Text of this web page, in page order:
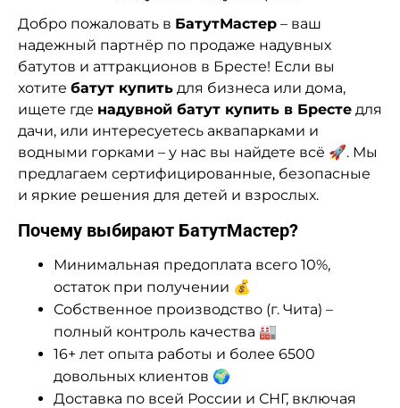
Добро пожаловать в БатутМастер – ваш
надежный партнёр по продаже надувных
батутов и аттракционов в Бресте! Если вы
хотите батут купить для бизнеса или дома,
ищете где надувной батут купить в Бресте для
дачи, или интересуетесь аквапарками и
водными горками – у нас вы найдете всё 🚀. Мы
предлагаем сертифицированные, безопасные
и яркие решения для детей и взрослых.
Почему выбирают БатутМастер?
Минимальная предоплата всего 10%,
остаток при получении 💰
Собственное производство (г. Чита) –
полный контроль качества 🏭
16+ лет опыта работы и более 6500
довольных клиентов 🌍
Доставка по всей России и СНГ, включая